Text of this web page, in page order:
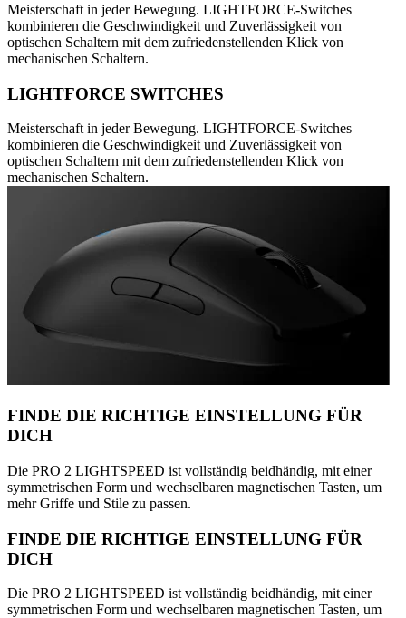
Meisterschaft in jeder Bewegung. LIGHTFORCE-Switches
kombinieren die Geschwindigkeit und Zuverlässigkeit von
optischen Schaltern mit dem zufriedenstellenden Klick von
mechanischen Schaltern.
LIGHTFORCE SWITCHES
Meisterschaft in jeder Bewegung. LIGHTFORCE-Switches
kombinieren die Geschwindigkeit und Zuverlässigkeit von
optischen Schaltern mit dem zufriedenstellenden Klick von
mechanischen Schaltern.
FINDE DIE RICHTIGE EINSTELLUNG FÜR
DICH
Die PRO 2 LIGHTSPEED ist vollständig beidhändig, mit einer
symmetrischen Form und wechselbaren magnetischen Tasten, um
mehr Griffe und Stile zu passen.
FINDE DIE RICHTIGE EINSTELLUNG FÜR
DICH
Die PRO 2 LIGHTSPEED ist vollständig beidhändig, mit einer
symmetrischen Form und wechselbaren magnetischen Tasten, um